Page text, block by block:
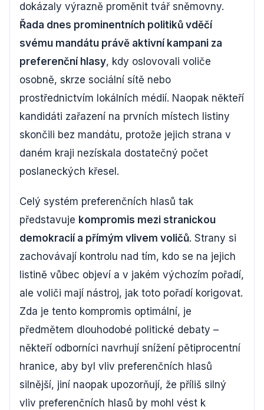
dokázaly výrazně proměnit tvář sněmovny.
Řada dnes prominentních politiků vděčí
svému mandátu právě aktivní kampani za
preferenční hlasy, kdy oslovovali voliče
osobně, skrze sociální sítě nebo
prostřednictvím lokálních médií. Naopak někteří
kandidáti zařazení na prvních místech listiny
skončili bez mandátu, protože jejich strana v
daném kraji nezískala dostatečný počet
poslaneckých křesel.
Celý systém preferenčních hlasů tak
představuje kompromis mezi stranickou
demokracií a přímým vlivem voličů. Strany si
zachovávají kontrolu nad tím, kdo se na jejich
listině vůbec objeví a v jakém výchozím pořadí,
ale voliči mají nástroj, jak toto pořadí korigovat.
Zda je tento kompromis optimální, je
předmětem dlouhodobé politické debaty –
někteří odborníci navrhují snížení pětiprocentní
hranice, aby byl vliv preferenčních hlasů
silnější, jiní naopak upozorňují, že příliš silný
vliv preferenčních hlasů by mohl vést k